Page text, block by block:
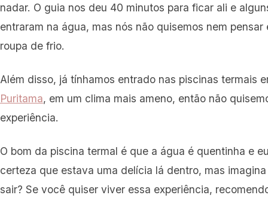
nadar. O guia nos deu 40 minutos para ficar ali e
entraram na água, mas nós não quisemos nem pensar
roupa de frio.
Além disso, já tínhamos entrado nas piscinas termais
Puritama, em um clima mais ameno, então não
experiência.
O bom da piscina termal é que a água é quentinha e
certeza que estava uma delícia lá dentro, mas
sair? Se você quiser viver essa experiência,